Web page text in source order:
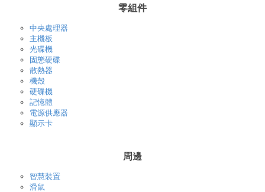
零組件
中央處理器
主機板
光碟機
固態硬碟
散熱器
機殼
硬碟機
記憶體
電源供應器
顯示卡
周邊
智慧裝置
滑鼠